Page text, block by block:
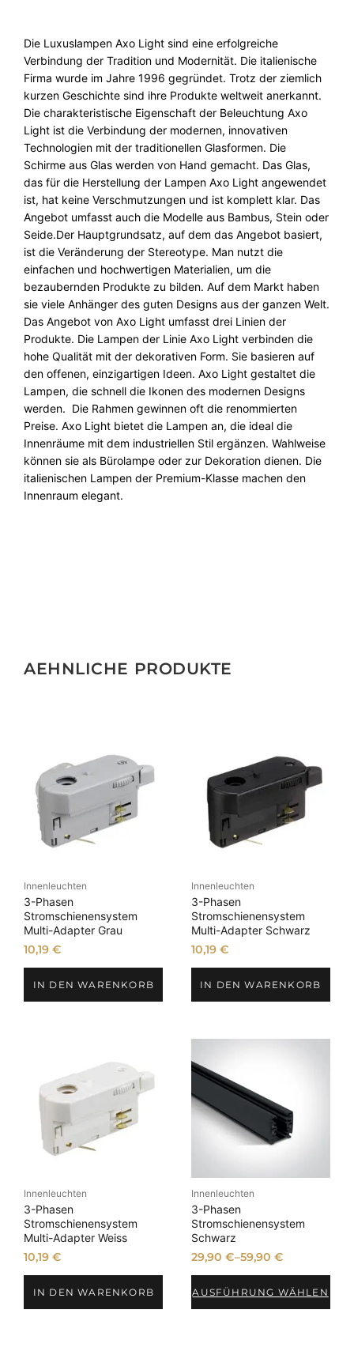
Die Luxuslampen Axo Light sind eine erfolgreiche
Verbindung der Tradition und Modernität. Die italienische
Firma wurde im Jahre 1996 gegründet. Trotz der ziemlich
kurzen Geschichte sind ihre Produkte weltweit anerkannt.
Die charakteristische Eigenschaft der Beleuchtung Axo
Light ist die Verbindung der modernen, innovativen
Technologien mit der traditionellen Glasformen. Die
Schirme aus Glas werden von Hand gemacht. Das Glas,
das für die Herstellung der Lampen Axo Light angewendet
ist, hat keine Verschmutzungen und ist komplett klar. Das
Angebot umfasst auch die Modelle aus Bambus, Stein oder
Seide.Der Hauptgrundsatz, auf dem das Angebot basiert,
ist die Veränderung der Stereotype. Man nutzt die
einfachen und hochwertigen Materialien, um die
bezaubernden Produkte zu bilden. Auf dem Markt haben
sie viele Anhänger des guten Designs aus der ganzen Welt.
Das Angebot von Axo Light umfasst drei Linien der
Produkte. Die Lampen der Linie Axo Light verbinden die
hohe Qualität mit der dekorativen Form. Sie basieren auf
den offenen, einzigartigen Ideen. Axo Light gestaltet die
Lampen, die schnell die Ikonen des modernen Designs
werden. Die Rahmen gewinnen oft die renommierten
Preise. Axo Light bietet die Lampen an, die ideal die
Innenräume mit dem industriellen Stil ergänzen. Wahlweise
können sie als Bürolampe oder zur Dekoration dienen. Die
italienischen Lampen der Premium-Klasse machen den
Innenraum elegant.
AEHNLICHE PRODUKTE
Innenleuchten
3-Phasen
Stromschienensystem
Multi-Adapter Grau
10,19€
IN DEN WARENKORB
Innenleuchten
3-Phasen
Stromschienensystem
Multi-Adapter Schwarz
10,19 €
IN DEN WARENKORB
Innenleuchten
3-Phasen
Stromschienensystem
Multi-Adapter Weiss
10,19€
IN DEN WARENKORB
Innenleuchten
3-Phasen
Stromschienensystem
Schwarz
29,90 €–59,90 €
AUSFÜHRUNG WÄHLEN